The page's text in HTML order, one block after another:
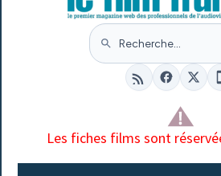
Les fiches films sont